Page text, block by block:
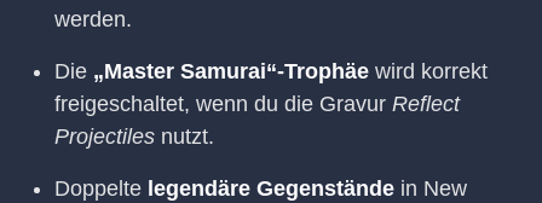
werden.
Die „Master Samurai“-Trophäe wird korrekt
freigeschaltet, wenn du die Gravur Reflect
Projectiles nutzt.
Doppelte legendäre Gegenstände in New